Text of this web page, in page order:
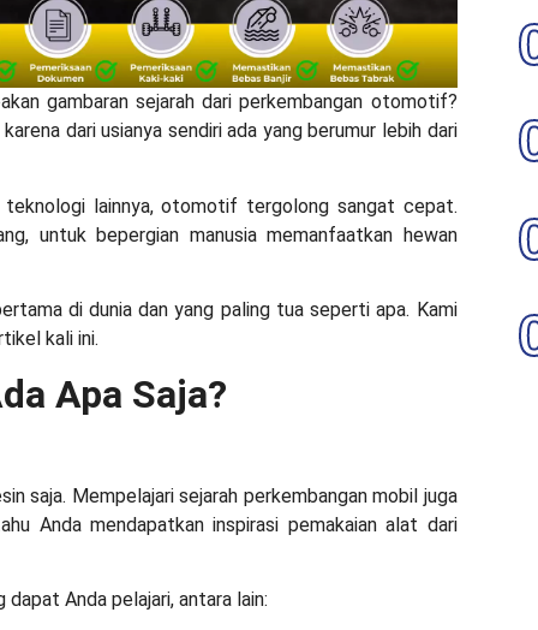
gambaran sejarah dari perkembangan otomotif?
dari usianya sendiri ada yang berumur lebih dari
teknologi lainnya, otomotif tergolong sangat cepat.
untuk bepergian manusia memanfaatkan hewan
di duniadan yang paling tua seperti apa. Kami
kali ini.
Apa Saja?
saja. Mempelajari sejarah perkembangan mobil juga
Anda mendapatkan inspirasi pemakaian alat dari
dapat Anda pelajari, antara lain: